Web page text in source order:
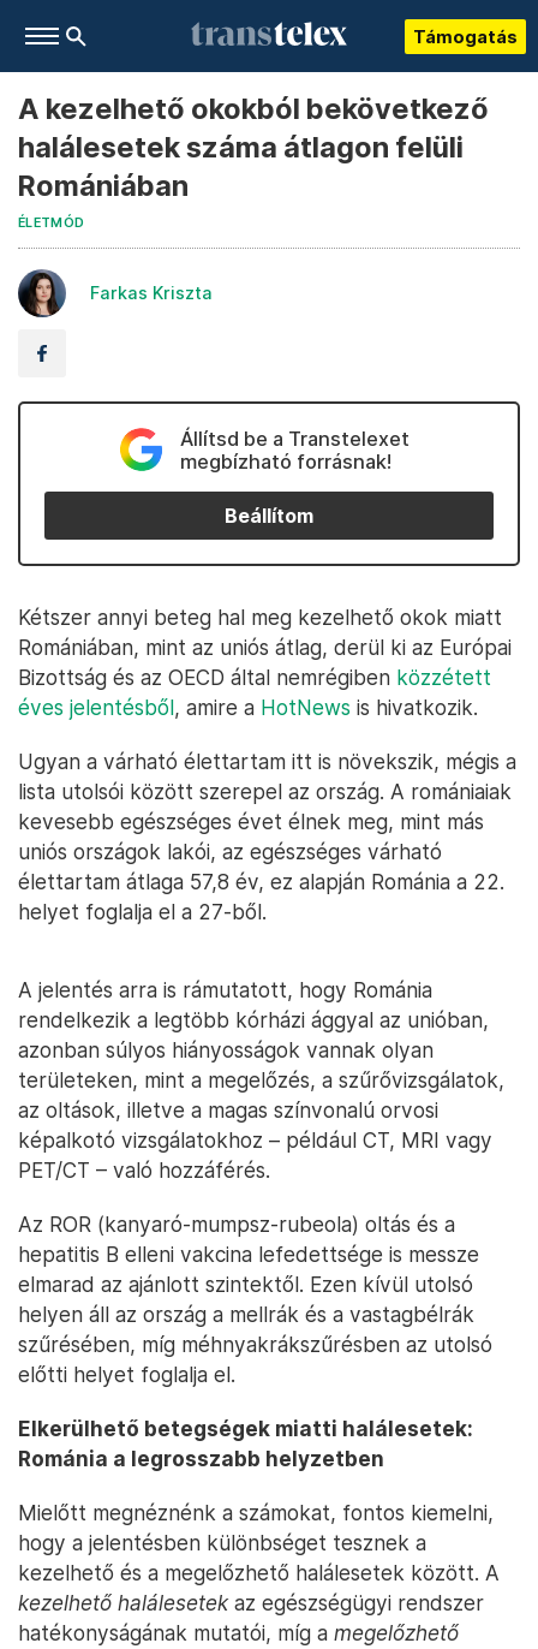
Támogatás
A kezelhető okokból bekövetkező
halálesetek száma átlagon felüli
Romániában
ÉLETMÓD
Farkas Kriszta
Állítsd be a Transtelexet
megbízható forrásnak!
Beállítom
Kétszer annyi beteg hal meg kezelhető okok miatt
Romániában, mint az uniós átlag, derül ki az Európai
Bizottság és az OECD által nemrégiben közzétett
éves jelentésből, amire a HotNews is hivatkozik.
Ugyan a várható élettartam itt is növekszik, mégis a
lista utolsói között szerepel az ország. A romániaiak
kevesebb egészséges évet élnek meg, mint más
uniós országok lakói, az egészséges várható
élettartam átlaga 57,8 év, ez alapján Románia a 22.
helyet foglalja el a 27-ből.
A jelentés arra is rámutatott, hogy Románia
rendelkezik a legtöbb kórházi ággyal az unióban,
azonban súlyos hiányosságok vannak olyan
területeken, mint a megelőzés, a szűrővizsgálatok,
az oltások, illetve a magas színvonalú orvosi
képalkotó vizsgálatokhoz – például CT, MRI vagy
PET/CT – való hozzáférés.
Az ROR (kanyaró-mumpsz-rubeola) oltás és a
hepatitis B elleni vakcina lefedettsége is messze
elmarad az ajánlott szintektől. Ezen kívül utolsó
helyen áll az ország a mellrák és a vastagbélrák
szűrésében, míg méhnyakrákszűrésben az utolsó
előtti helyet foglalja el.
Elkerülhető betegségek miatti halálesetek:
Románia a legrosszabb helyzetben
Mielőtt megnéznénk a számokat, fontos kiemelni,
hogy a jelentésben különbséget tesznek a
kezelhető és a megelőzhető halálesetek között. A
kezelhető halálesetekaz egészségügyi rendszer
hatékonyságának mutatói, míg a megelőzhető